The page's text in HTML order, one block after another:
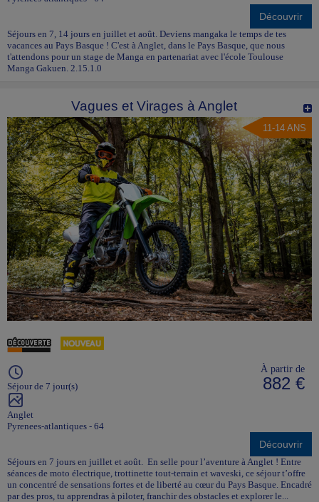
Découvrir
Séjours en 7, 14 jours en juillet et août. Deviens mangaka le temps de tes
vacances au Pays Basque ! C'est à Anglet, dans le Pays Basque, que nous
t'attendons pour un stage de Manga en partenariat avec l'école Toulouse
Manga Gakuen. 2.15.1.0
Vagues et Virages à Anglet
11-14 ANS
Séjour de 7 jour(s)
Anglet
Pyrenees-atlantiques - 64
À partir de
882 €
Découvrir
Séjours en 7 jours en juillet et août. En selle pour l’aventure à Anglet ! Entre
séances de moto électrique, trottinette tout-terrain et waveski, ce séjour t’offre
un concentré de sensations fortes et de liberté au cœur du Pays Basque. Encadré
par des pros, tu apprendras à piloter, franchir des obstacles et explorer le...